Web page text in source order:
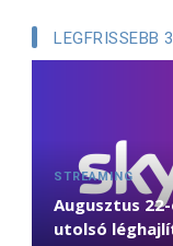
LEGFRISSEBB 3
STREAMING
Augusztus
utolsó